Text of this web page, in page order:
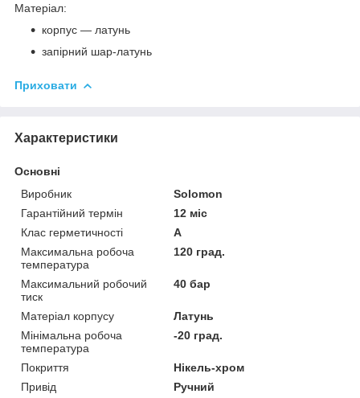
Матеріал:
корпус ― латунь
запірний шар-латунь
Приховати
Характеристики
Основні
Виробник
Solomon
Гарантійний термін
12 міс
Клас герметичності
А
Максимальна робоча
температура
120 град.
Максимальний робочий
тиск
40 бар
Матеріал корпусу
Латунь
Мінімальна робоча
температура
-20 град.
Покриття
Нікель-хром
Привід
Ручний